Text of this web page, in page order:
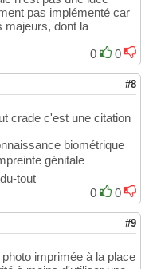
pas implémenté car
majeurs, dont la
0
0
#8
crade c'est une citation
biométrique
génitale
tout
0
0
#9
imprimée à la place